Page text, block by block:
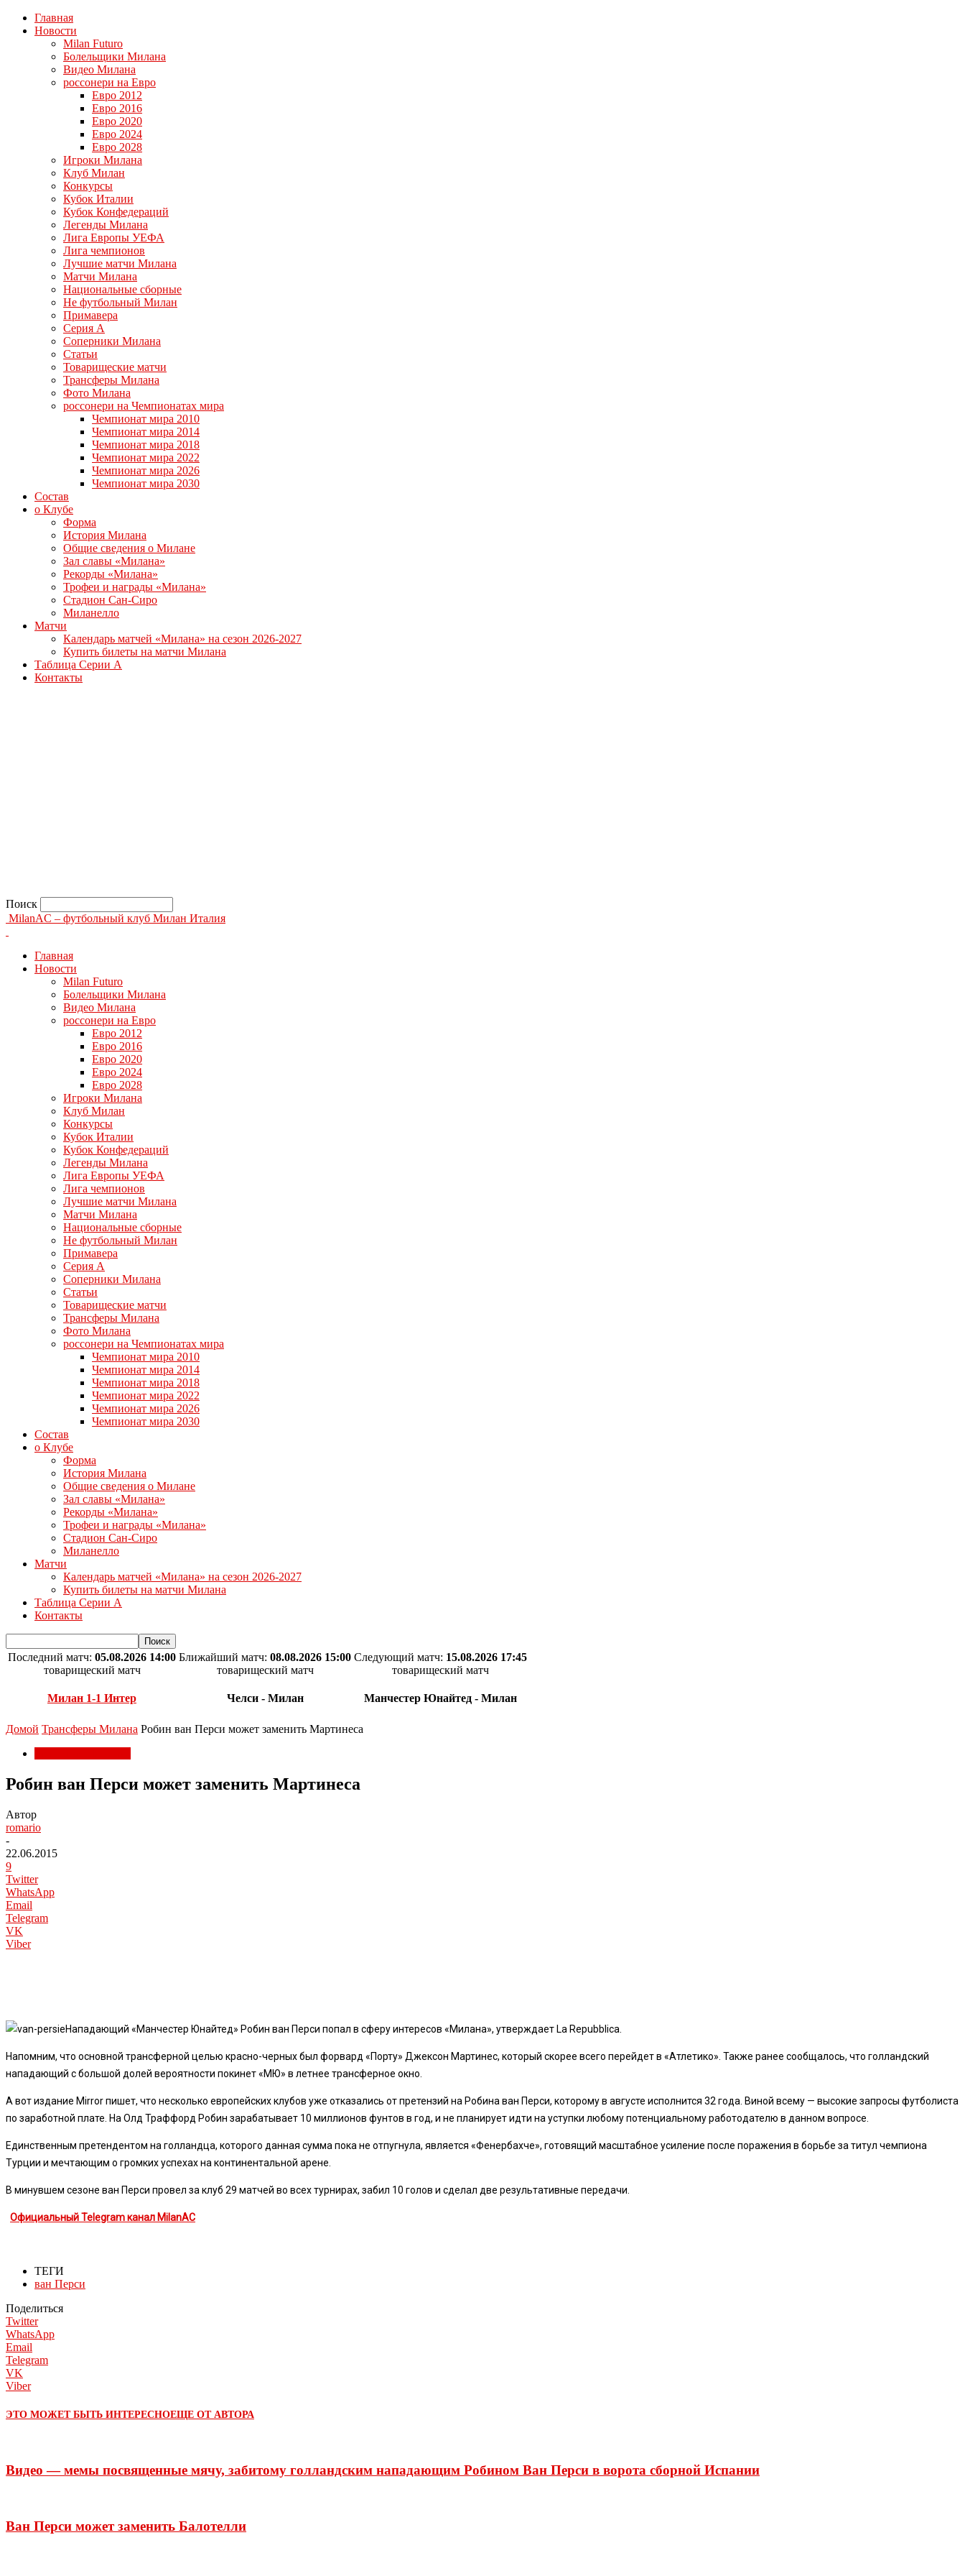
Главная
Новости
Milan Futuro
Болельщики Милана
Видео Милана
россонери на Евро
Евро 2012
Евро 2016
Евро 2020
Евро 2024
Евро 2028
Игроки Милана
Клуб Милан
Конкурсы
Кубок Италии
Кубок Конфедераций
Легенды Милана
Лига Европы УЕФА
Лига чемпионов
Лучшие матчи Милана
Матчи Милана
Национальные сборные
Не футбольный Милан
Примавера
Серия А
Соперники Милана
Статьи
Товарищеские матчи
Трансферы Милана
Фото Милана
россонери на Чемпионатах мира
Чемпионат мира 2010
Чемпионат мира 2014
Чемпионат мира 2018
Чемпионат мира 2022
Чемпионат мира 2026
Чемпионат мира 2030
Состав
о Клубе
Форма
История Милана
Общие сведения о Милане
Зал славы «Милана»
Рекорды «Милана»
Трофеи и награды «Милана»
Стадион Сан-Сиро
Миланелло
Матчи
Календарь матчей «Милана» на сезон 2026-2027
Купить билеты на матчи Милана
Таблица Серии А
Контакты
Поиск
MilanAC – футбольный клуб Милан Италия
Главная
Новости
Milan Futuro
Болельщики Милана
Видео Милана
россонери на Евро
Евро 2012
Евро 2016
Евро 2020
Евро 2024
Евро 2028
Игроки Милана
Клуб Милан
Конкурсы
Кубок Италии
Кубок Конфедераций
Легенды Милана
Лига Европы УЕФА
Лига чемпионов
Лучшие матчи Милана
Матчи Милана
Национальные сборные
Не футбольный Милан
Примавера
Серия А
Соперники Милана
Статьи
Товарищеские матчи
Трансферы Милана
Фото Милана
россонери на Чемпионатах мира
Чемпионат мира 2010
Чемпионат мира 2014
Чемпионат мира 2018
Чемпионат мира 2022
Чемпионат мира 2026
Чемпионат мира 2030
Состав
о Клубе
Форма
История Милана
Общие сведения о Милане
Зал славы «Милана»
Рекорды «Милана»
Трофеи и награды «Милана»
Стадион Сан-Сиро
Миланелло
Матчи
Календарь матчей «Милана» на сезон 2026-2027
Купить билеты на матчи Милана
Таблица Серии А
Контакты
Последний матч: 05.08.2026 14:00
товарищеский матч
Милан 1-1 Интер
Ближайший матч: 08.08.2026 15:00
товарищеский матч
Челси - Милан
Следующий матч: 15.08.2026 17:45
товарищеский матч
Манчестер Юнайтед - Милан
Домой Трансферы Милана Робин ван Перси может заменить Мартинеса
Робин ван Перси может заменить Мартинеса
Автор
romario
-
22.06.2015
9
Twitter
WhatsApp
Email
Telegram
VK
Viber
Нападающий «Манчестер Юнайтед» Робин ван Перси попал в сферу интересов «Милана», утверждает La Repubblica.
Напомним, что основной трансферной целью красно-черных был форвард «Порту» Джексон Мартинес, который скорее всего перейдет в «Атлетико». Также ранее сообщалось, что голландский
нападающий с большой долей вероятности покинет «МЮ» в летнее трансферное окно.
А вот издание Mirror пишет, что несколько европейских клубов уже отказались от претензий на Робина ван Перси, которому в августе исполнится 32 года. Виной всему — высокие запросы футболиста
по заработной плате. На Олд Траффорд Робин зарабатывает 10 миллионов фунтов в год, и не планирует идти на уступки любому потенциальному работодателю в данном вопросе.
Единственным претендентом на голландца, которого данная сумма пока не отпугнула, является «Фенербахче», готовящий масштабное усиление после поражения в борьбе за титул чемпиона
Турции и мечтающим о громких успехах на континентальной арене.
В минувшем сезоне ван Перси провел за клуб 29 матчей во всех турнирах, забил 10 голов и сделал две результативные передачи.
Официальный Telegram канал MilanAC
ТЕГИ
ван Перси
Поделиться
Twitter
WhatsApp
Email
Telegram
VK
Viber
ЭТО МОЖЕТ БЫТЬ ИНТЕРЕСНОЕЩЕ ОТ АВТОРА
Видео — мемы посвященные мячу, забитому голландским нападающим Робином Ван Перси в ворота сборной Испании
Ван Перси может заменить Балотелли